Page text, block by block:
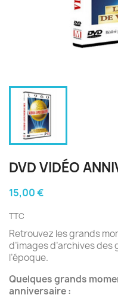
DVD VIDÉO
15,00 €
TTC
Retrouvez les grands
d’images d’archives
l’époque.
Quelques grands
anniversaire :